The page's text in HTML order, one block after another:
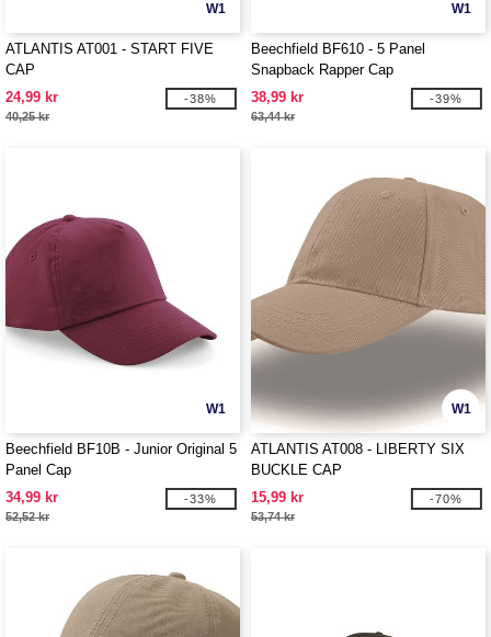
W1
ATLANTIS AT001 - START FIVE
CAP
24,99 kr
40,25 kr
-38%
W1
Beechfield BF610 - 5 Panel
Snapback Rapper Cap
38,99 kr
63,44 kr
-39%
W1
Beechfield BF10B - Junior Original 5
Panel Cap
34,99 kr
52,52 kr
-33%
W1
ATLANTIS AT008 - LIBERTY SIX
BUCKLE CAP
15,99 kr
53,74 kr
-70%